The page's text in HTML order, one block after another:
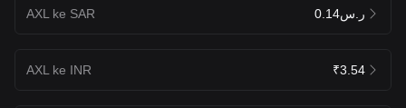
AXL ke SAR ر.س0.14
AXL ke INR ₹3.54